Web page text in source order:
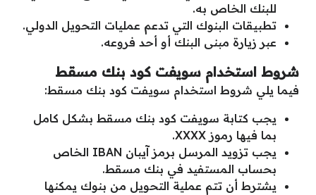
للبنك الخاص به.
تطبيقات البنوك التي تدعم عمليات التحويل الدولي.
عبر زيارة مبنى البنك أو أحد فروعه.
شروط استخدام سويفت كود بنك مسقط
فيما يلي شروط استخدام سويفت كود بنك مسقط:
يجب كتابة سويفت كود بنك مسقط بشكل كامل
بما فيها رموز XXXX.
يجب تزويد المرسل برمز آيبان IBAN الخاص
بحساب المستفيد في بنك مسقط.
يشترط أن تتم عملية التحويل من بنوك يمكنها